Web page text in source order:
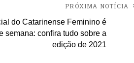
PRÓXIMA NOTÍCIA
do Catarinense Feminino é
semana: confira tudo sobre a
edição de 2021